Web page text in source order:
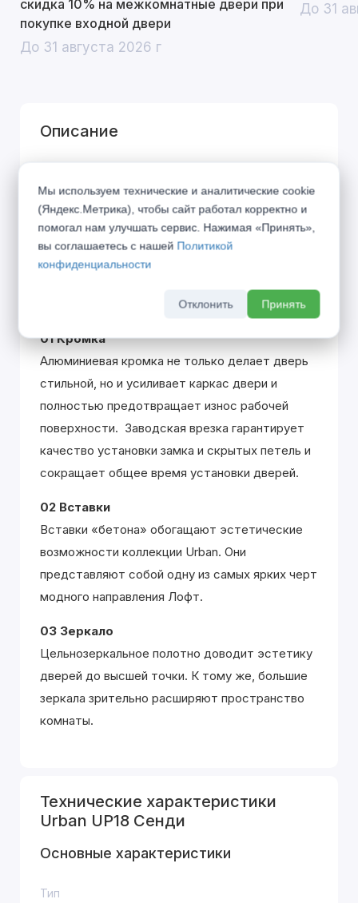
скидка 10% на межкомнатные двери при
покупке входной двери
До 31 августа 2026 г
До 31
Описание
правилам... Представляем Вашему вниманию
коллекцию «URBAN», вобравшую в себя дух
современного мегаполиса. Символы города в
21 веке — алюминиевая кромка и блеск стекла
01 Кромка
Алюминиевая кромка не только делает дверь
стильной, но и усиливает каркас двери и
полностью предотвращает износ рабочей
поверхности. Заводская врезка гарантирует
качество установки замка и скрытых петель и
сокращает общее время установки дверей.
02 Вставки
Вставки «бетона» обогащают эстетические
возможности коллекции Urban. Они
представляют собой одну из самых ярких черт
модного направления Лофт.
03 Зеркало
Цельнозеркальное полотно доводит эстетику
дверей до высшей точки. К тому же, большие
зеркала зрительно расширяют пространство
комнаты.
Технические характеристики
Urban UP18 Сенди
Основные характеристики
Тип
Мы используем технические и аналитические cookie
(Яндекс.Метрика), чтобы сайт работал корректно и
помогал нам улучшать сервис. Нажимая «Принять»,
вы соглашаетесь с нашей Политикой
конфиденциальности
Отклонить Принять